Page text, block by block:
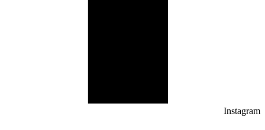
Instagram